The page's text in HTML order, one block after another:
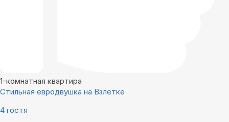
1-комнатная квартира
Стильная евродвушка на Взлётке
4 гостя